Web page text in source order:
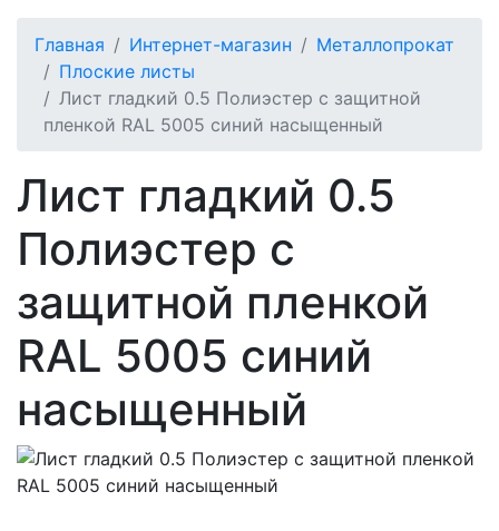
Главная Интернет-магазин
Металлопрокат
Плоские листы
Лист гладкий 0.5 Полиэстер с защитной
пленкой RAL 5005 синий насыщенный
Лист гладкий 0.5
Полиэстер с
защитной пленкой
RAL 5005 синий
насыщенный